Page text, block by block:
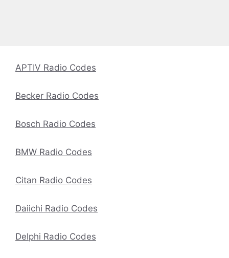
APTIV Radio Codes
Becker Radio Codes
Bosch Radio Codes
BMW Radio Codes
Citan Radio Codes
Daiichi Radio Codes
Delphi Radio Codes